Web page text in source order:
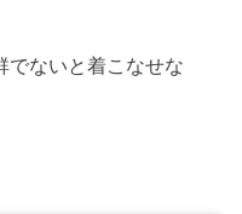
でないと着こなせな